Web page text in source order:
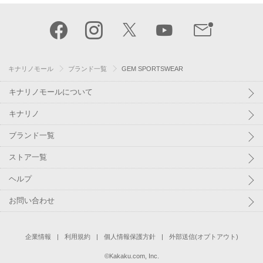
キナリノモール ブランド一覧 GEM SPORTSWEAR
キナリノモールについて
キナリノ
ブランド一覧
ストア一覧
ヘルプ
お問い合わせ
企業情報 利用規約 個人情報保護方針 外部送信(オプトアウト)
©Kakaku.com, Inc.